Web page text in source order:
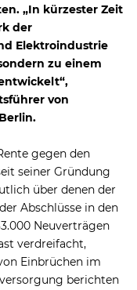
„In kürzester Zeit
der
Elektroindustrie
zu einem
von
gegen den
seiner Gründung
über denen der
Abschlüsse in den
Neuverträgen
verdreifacht,
Einbrüchen im
berichten